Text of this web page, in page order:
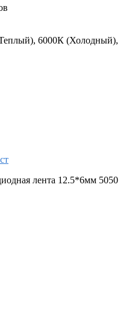
6000К (Холодный),
лента 12.5*6мм 5050